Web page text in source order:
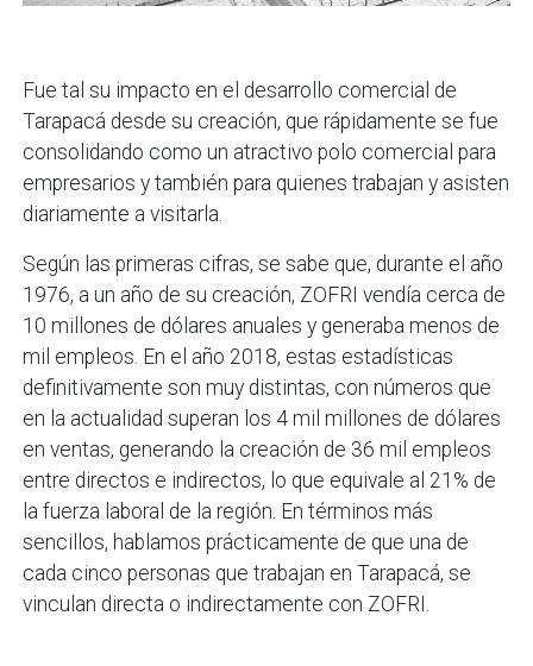
Fue tal su impacto en el desarrollo comercial de
Tarapacá desde su creación, que rápidamente se fue
consolidando como un atractivo polo comercial para
empresarios y también para quienes trabajan y asisten
diariamente a visitarla.
Según las primeras cifras, se sabe que, durante el año
1976, a un año de su creación, ZOFRI vendía cerca de
10 millones de dólares anuales y generaba menos de
mil empleos. En el año 2018, estas estadísticas
definitivamente son muy distintas, con números que
en la actualidad superan los 4 mil millones de dólares
en ventas, generando la creación de 36 mil empleos
entre directos e indirectos, lo que equivale al 21% de
la fuerza laboral de la región. En términos más
sencillos, hablamos prácticamente de que una de
cada cinco personas que trabajan en Tarapacá, se
vinculan directa o indirectamente con ZOFRI.